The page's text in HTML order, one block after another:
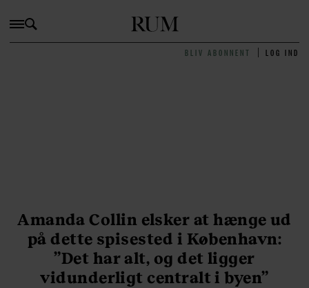
BLIV ABONNENT LOG IND
Amanda Collin elsker at hænge ud
på dette spisested i København:
”Det har alt, og det ligger
vidunderligt centralt i byen”